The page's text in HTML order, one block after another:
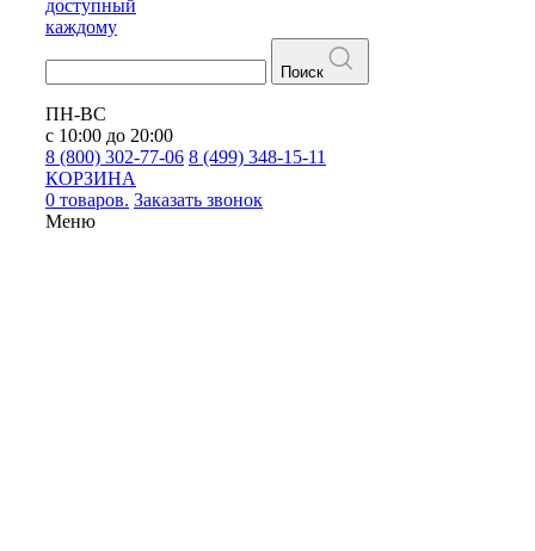
доступный
каждому
Поиск
ПН-ВС
с 10:00 до 20:00
8 (800) 302-77-06 8 (499) 348-15-11
КОРЗИНА
0 товаров. Заказать звонок
Меню